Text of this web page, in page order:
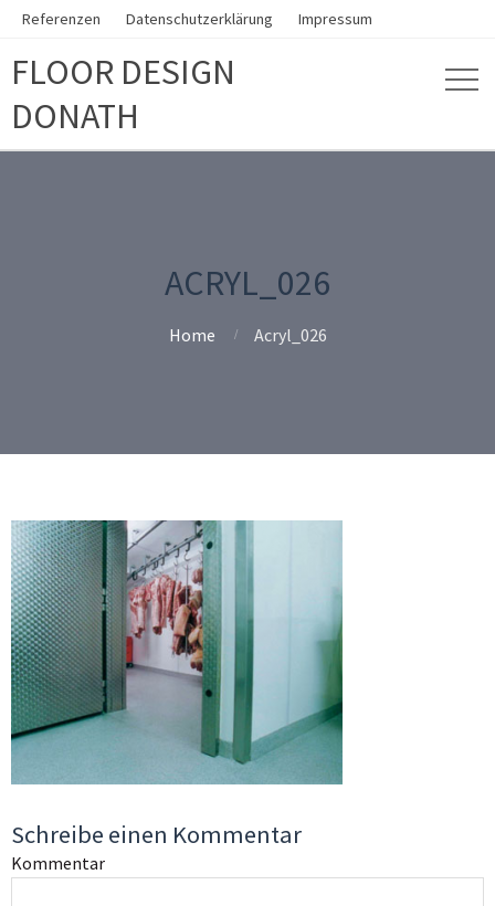
Referenzen Datenschutzerklärung Impressum
FLOOR DESIGN
DONATH
ACRYL_026
Home Acryl_026
Schreibe einen Kommentar
Kommentar